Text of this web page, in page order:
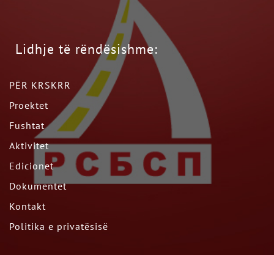
Lidhje të rëndësishme:
PËR KRSKRR
Proektet
Fushtat
Aktivitet
Edicionet
Dokumentet
Kontakt
Politika e privatësisë